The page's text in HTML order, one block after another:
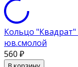
Кольцо
юв.смолой
560 ₽